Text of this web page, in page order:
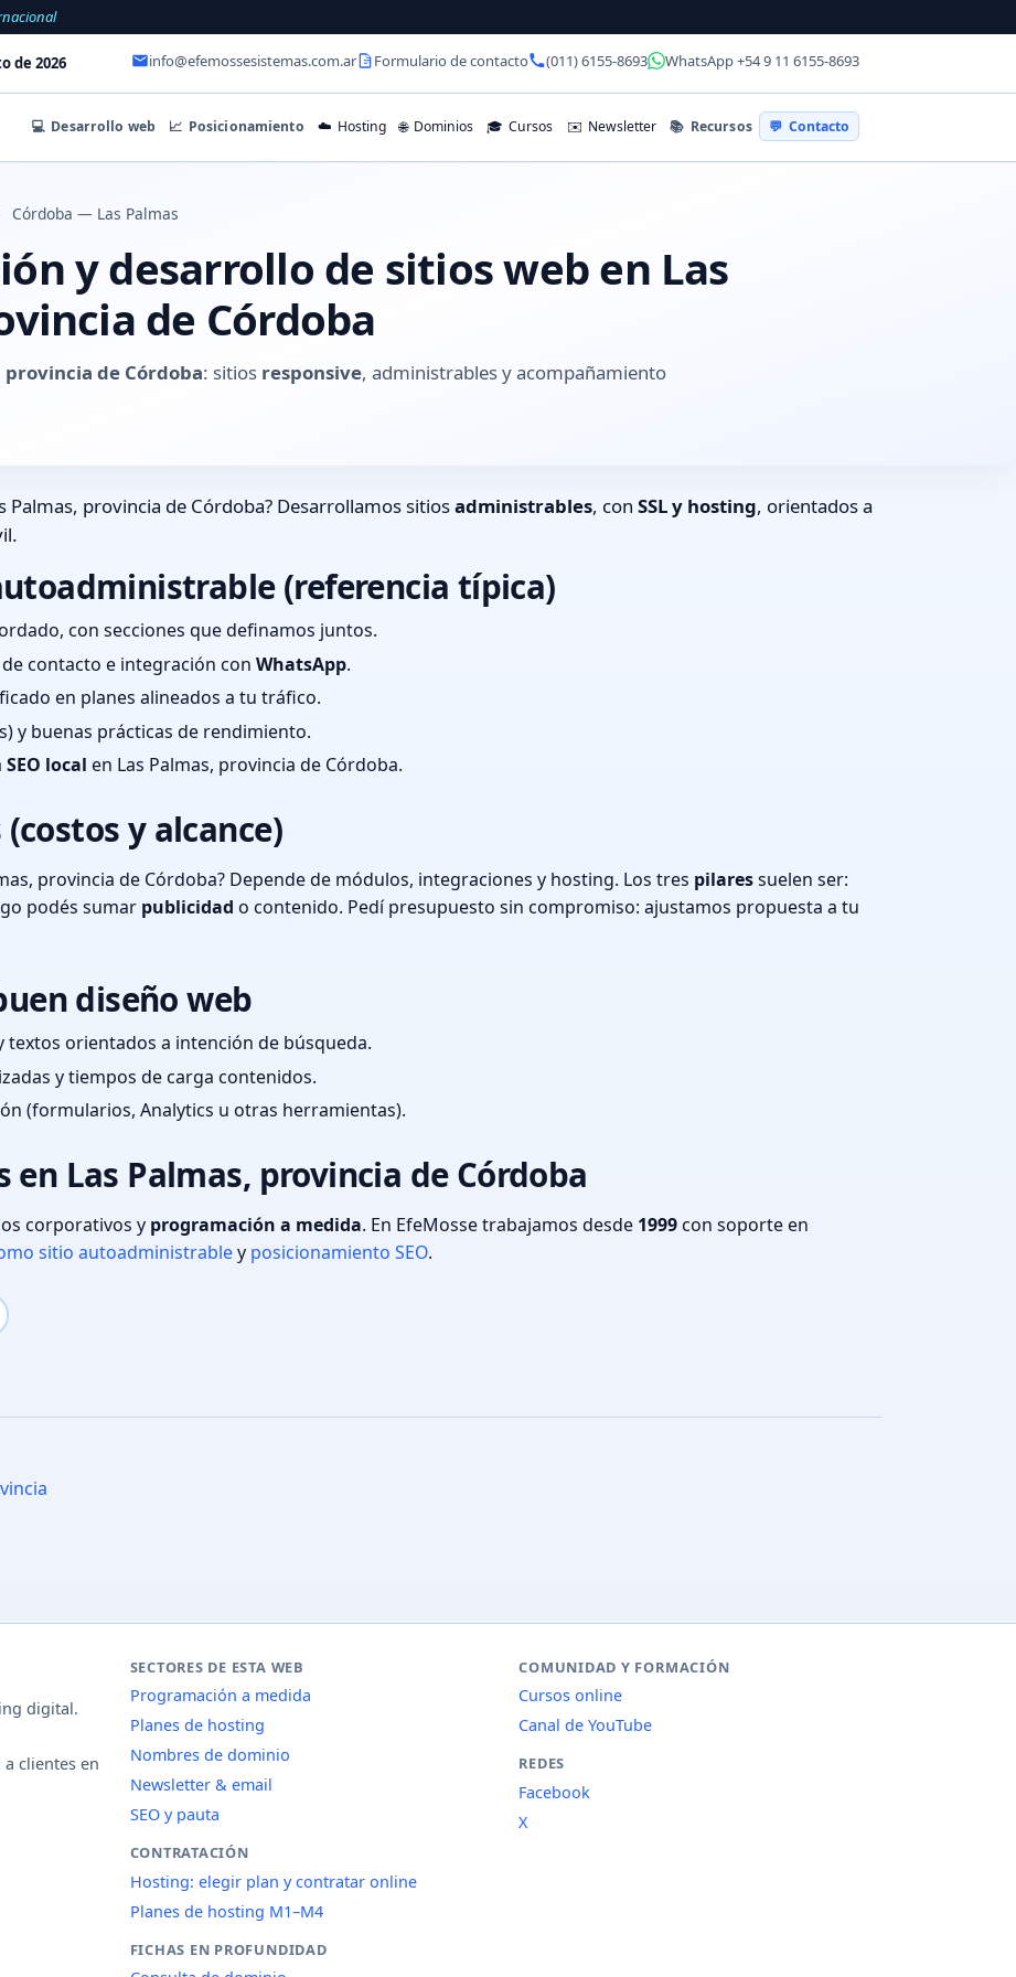
de 2026 info@efemossesistemas.com.ar Formulario de contacto (011) 6155-8693 WhatsApp +54 9 11 6155-8693
💻 Desarrollo web 📈 Posicionamiento ☁️ Hosting 🌐 Dominios 🎓 Cursos ✉️ Newsletter 📚 Recursos 💬 Contacto
Córdoba — Las Palmas
y desarrollo de sitios web en Las
de Córdoba
provincia de Córdoba: sitios responsive, administrables y acompañamiento
Palmas, provincia de Córdoba? Desarrollamos sitiosadministrables, con SSL y hosting, orientados a
(referencia típica)
con secciones que definamos juntos.
contacto e integración con WhatsApp.
en planes alineados a tu tráfico.
y buenas prácticas de rendimiento.
SEO local en Las Palmas, provincia de Córdoba.
y alcance)
provincia de Córdoba? Depende de módulos, integraciones y hosting. Los tres pilaressuelen ser:
podés sumar publicidad o contenido. Pedí presupuesto sin compromiso: ajustamos propuesta a tu
diseño web
orientados a intención de búsqueda.
y tiempos de carga contenidos.
(formularios, Analytics u otras herramientas).
en Las Palmas, provincia de Córdoba
corporativos y programación a medida. En EfeMosse trabajamos desde 1999con soporte en
sitio autoadministrabley posicionamiento SEO.
digital.
a clientes en
SECTORES DE ESTA WEB
Programación a medida
Planes de hosting
Nombres de dominio
Newsletter & email
SEO y pauta
CONTRATACIÓN
Hosting: elegir plan y contratar online
Planes de hosting M1–M4
FICHAS EN PROFUNDIDAD
COMUNIDAD Y FORMACIÓN
Cursos online
Canal de YouTube
REDES
Facebook
X